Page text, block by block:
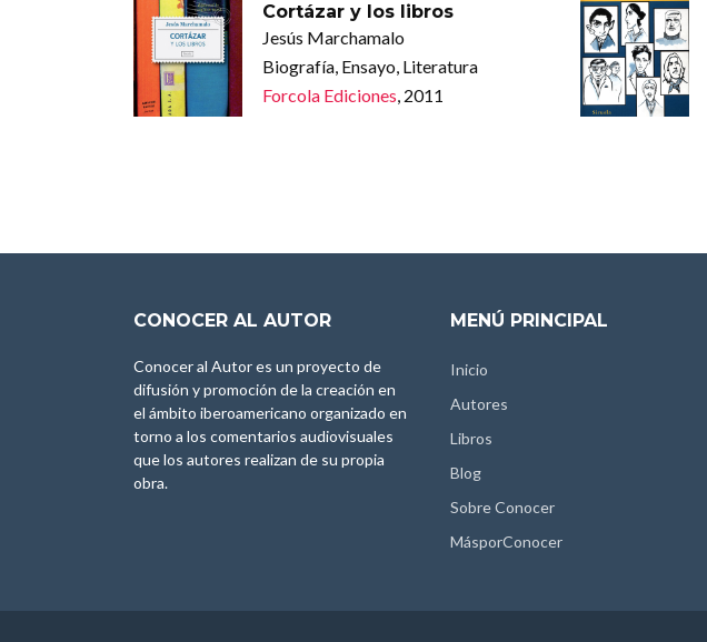
Cortázar y los libros
Jesús Marchamalo
Biografía, Ensayo, Literatura
Forcola Ediciones, 2011
CONOCER AL AUTOR
Conocer al Autor es un proyecto de
difusión y promoción de la creación en
el ámbito iberoamericano organizado en
torno a los comentarios audiovisuales
que los autores realizan de su propia
obra.
MENÚ PRINCIPAL
Inicio
Autores
Libros
Blog
Sobre Conocer
MásporConocer